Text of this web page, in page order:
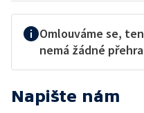
Omlouváme se,
nemá žádné
Napište nám